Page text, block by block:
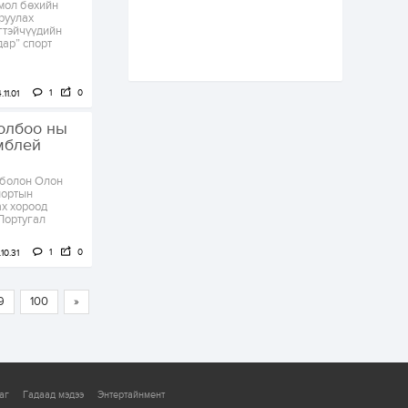
бөхийн
спорт
1 0
ны
Олон
хороод
1 0
100 »
Гадаад мэдээ Энтертайнмент